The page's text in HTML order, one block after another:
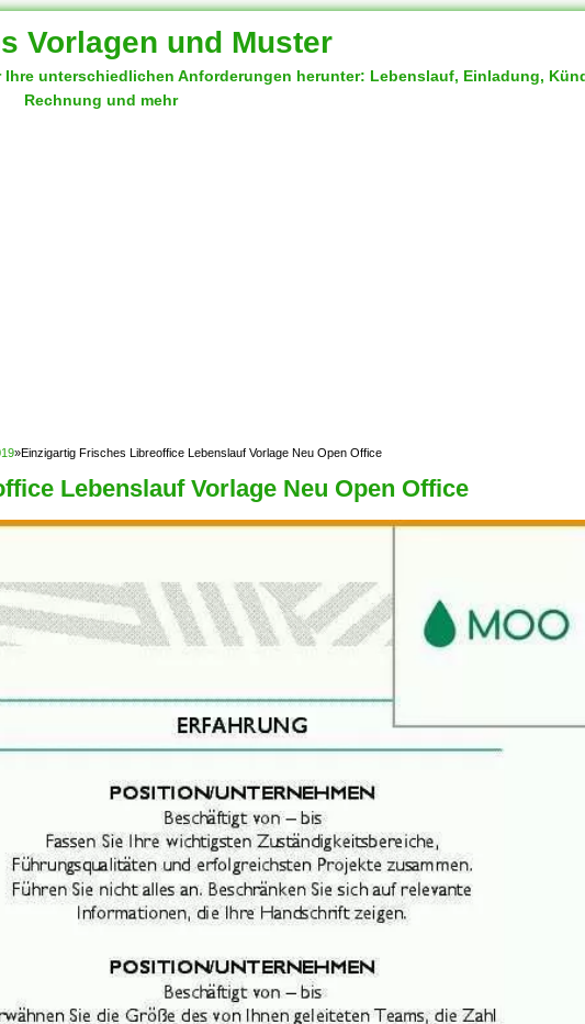
Vorlagen und Muster
unterschiedlichen Anforderungen herunter: Lebenslauf, Einladung,
Rechnung und mehr
»Einzigartig Frisches Libreoffice Lebenslauf Vorlage Neu Open Office
Lebenslauf Vorlage Neu Open Office